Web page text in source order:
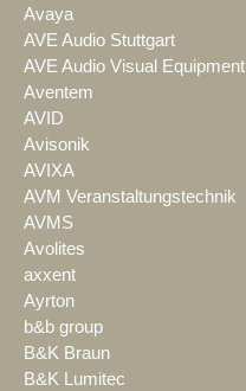
Avaya
AVE Audio Stuttgart
AVE Audio Visual Equipment
Aventem
AVID
Avisonik
AVIXA
AVM Veranstaltungstechnik
AVMS
Avolites
axxent
Ayrton
b&b group
B&K Braun
B&K Lumitec